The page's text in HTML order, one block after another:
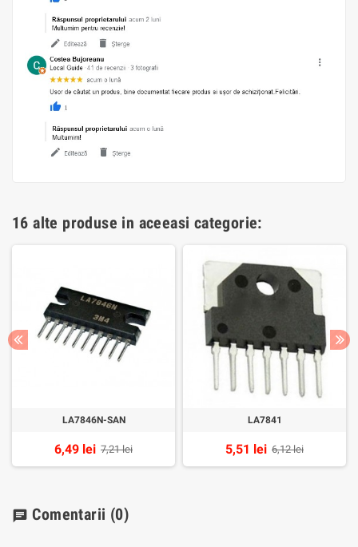
16 alte produse in aceeasi categorie:
LA7846N-SAN
6,49 lei 7,21 lei
LA7841
5,51 lei 6,12 lei
chat Comentarii (0)